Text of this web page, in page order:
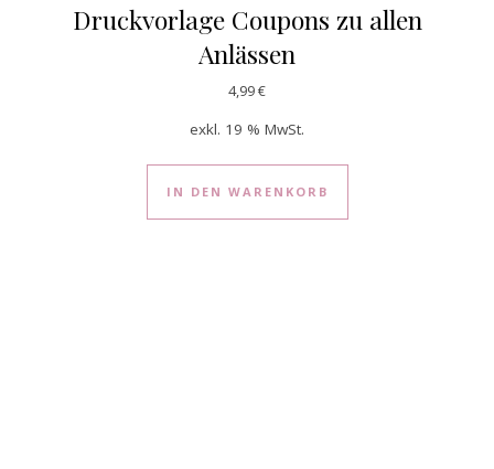
Druckvorlage Coupons zu allen
Anlässen
4,99€
exkl. 19 % MwSt.
IN DEN WARENKORB